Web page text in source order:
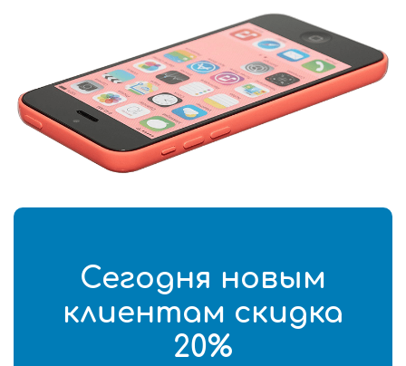
Сегодня новым
клиентам скидка
20%